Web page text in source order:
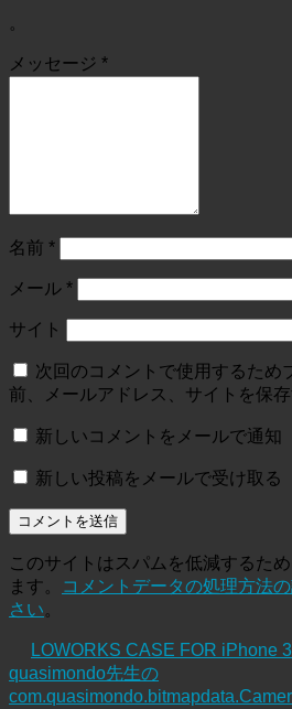
。
メッセージ *
名前 *
メール *
サイト
次回のコメントで使用するため
前、メールアドレス、サイトを保存
新しいコメントをメールで通知
新しい投稿をメールで受け取る
このサイトはスパムを低減するた
ます。
コメントデータの処理方法
さい。
LOWORKS CASE FOR iPhone
quasimondo先生の